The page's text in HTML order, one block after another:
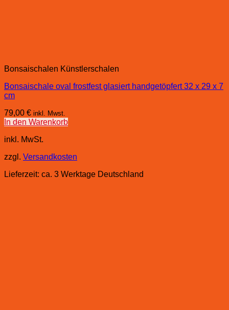
Bonsaischalen Künstlerschalen
Bonsaischale oval frostfest glasiert handgetöpfert 32 x 29 x 7
cm
79,00 € inkl. Mwst.
In den Warenkorb
inkl. MwSt.
zzgl. Versandkosten
Lieferzeit: ca. 3 Werktage Deutschland